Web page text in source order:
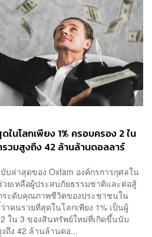
นโลกเพียง 1% ครอบครอง 2 ใน
วมสูงถึง 42 ล้านล้านดอลลาร์
ล่าสุดของ Oxfam องค์กรการกุศลใน
ยเหลือผู้ประสบภัยธรรมชาติและต่อสู้
ระดับคุณภาพชีวิตของประชาชนใน
คนรวยที่สุดในโลกเพียง 1% เป็นผู้
ใน 3 ของสินทรัพย์ใหม่ที่เกิดขึ้นนับ
ถึง 42 ล้านล้านดอ...